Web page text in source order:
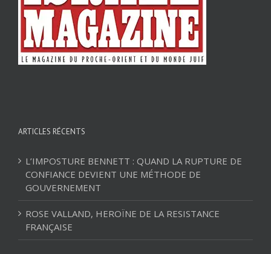
ARTICLES RÉCENTS
L’IMPOSTURE BENNETT : QUAND LA RUPTURE DE
CONFIANCE DEVIENT UNE MÉTHODE DE
GOUVERNEMENT
ROSE VALLAND, HEROÏNE DE LA RESISTANCE
FRANÇAISE